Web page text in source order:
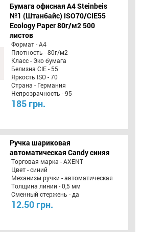
Бумага офисная A4 Steinbeis
№1 (Штанбайс) ISO70/СІЕ55
Ecology Paper 80г/м2 500
листов
Формат - А4
Плотность - 80г/м2
Класс - Эко бумага
Белизна CIE - 55
Яркость ISO - 70
Страна - Германия
Непрозрачность - 95
185 грн.
Ручка шариковая
автоматическая Candy синяя
Торговая марка - AXENT
Цвет - синий
Механизм ручки - автоматическая
Толщина линии - 0,5 мм
Сменный стержень - да
12.50 грн.